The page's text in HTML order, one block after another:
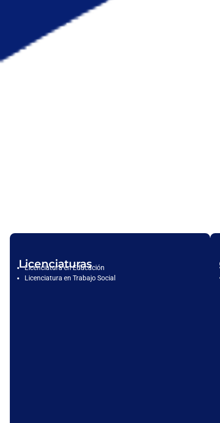
Licenciaturas
Licenciatura en Educación
Licenciatura en Trabajo Social